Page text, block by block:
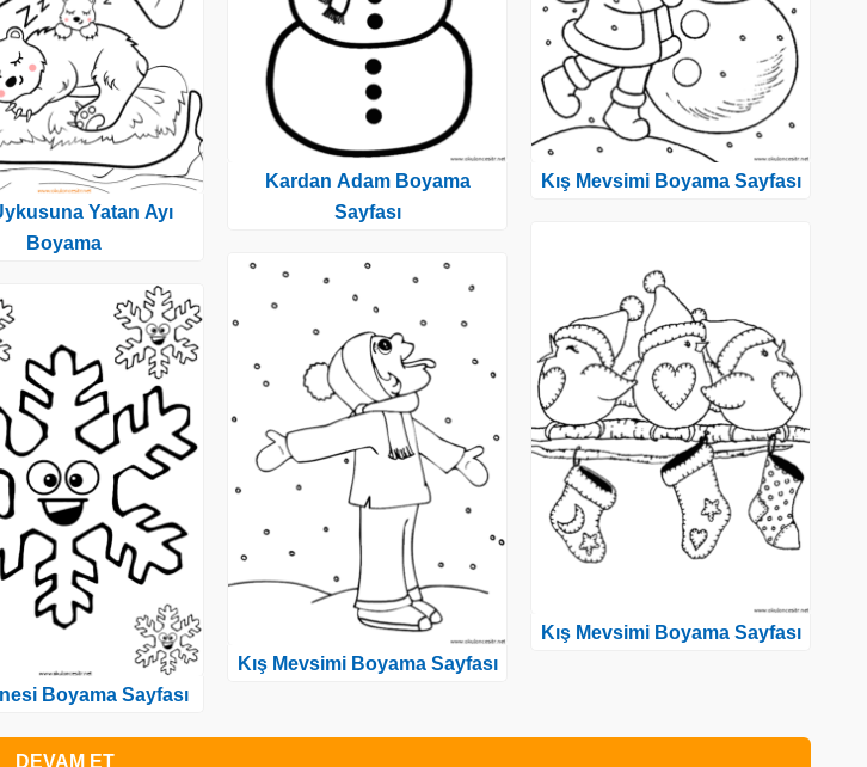
Yatan Ayı
Boyama
Boyama Sayfası
Kardan Adam Boyama
Sayfası
Kış Mevsimi Boyama Sayfası
Kış Mevsimi Boyama Sayfası
Kış Mevsimi Boyama Sayfası
DEVAM ET